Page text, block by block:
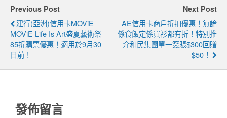
Previous Post
建行(亞洲)信用卡MOViE
MOViE Life Is Art盛夏藝術祭
85折購票優惠！適用於9月30
日前！
Next Post
AE信用卡商戶折扣優惠！無論
係食飯定係買衫都有折！特別推
介和民集團單一簽賬$300回贈
$50！
發佈留言